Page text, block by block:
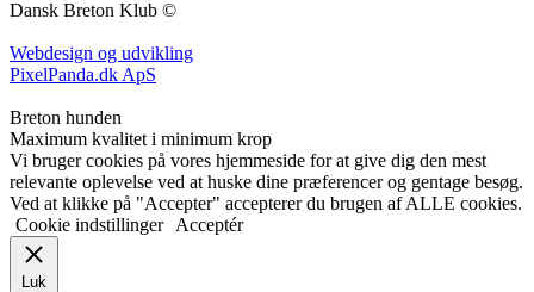
Dansk Breton Klub ©
Webdesign og udvikling
PixelPanda.dk ApS
Breton hunden
Maximum kvalitet i minimum krop
Vi bruger cookies på vores hjemmeside for at give dig den mest
relevante oplevelse ved at huske dine præferencer og gentage besøg.
Ved at klikke på "Accepter" accepterer du brugen af ​​ALLE cookies.
Cookie indstillinger
Acceptér
Luk